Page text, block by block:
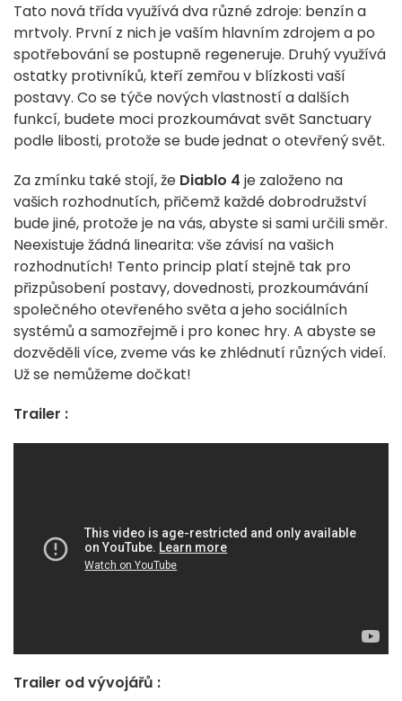
Tato nová třída využívá dva různé zdroje: benzín a
mrtvoly. První z nich je vaším hlavním zdrojem a po
spotřebování se postupně regeneruje. Druhý využívá
ostatky protivníků, kteří zemřou v blízkosti vaší
postavy. Co se týče nových vlastností a dalších
funkcí, budete moci prozkoumávat svět Sanctuary
podle libosti, protože se bude jednat o otevřený svět.
Za zmínku také stojí, že Diablo 4 je založeno na
vašich rozhodnutích, přičemž každé dobrodružství
bude jiné, protože je na vás, abyste si sami určili směr.
Neexistuje žádná linearita: vše závisí na vašich
rozhodnutích! Tento princip platí stejně tak pro
přizpůsobení postavy, dovednosti, prozkoumávání
společného otevřeného světa a jeho sociálních
systémů a samozřejmě i pro konec hry. A abyste se
dozvěděli více, zveme vás ke zhlédnutí různých videí.
Už se nemůžeme dočkat!
Trailer :
Trailer od vývojářů :